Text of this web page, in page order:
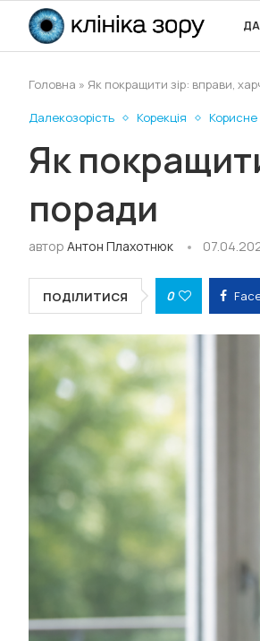
Головна » Як покращити зір: вправи,
Далекозорість Корекція Корисне
Як
поради
автор Антон Плахотнюк
ПОДІЛИТИСЯ 0